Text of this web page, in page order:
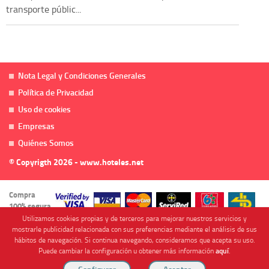
transporte públic...
Nota Legal y Condiciones Generales
Política de Privacidad
Uso de cookies
Empresas
Quiénes Somos
© Copyrigth 2026 - www.hoteles.net
Compra
100% segura
Cofinanciado por
Utilizamos cookies propias y de terceros para mejorar nuestros servicios y
mostrarle publicidad relacionada con sus preferencias mediante el análisis de sus
hábitos de navegación. Si continua navegando, consideramos que acepta su uso.
Puede cambiar la configuración u obtener más informaciónaquí.